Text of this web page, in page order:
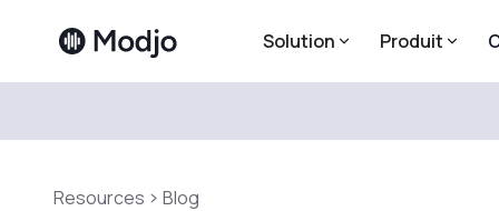
Solution Produit
Resources Blog